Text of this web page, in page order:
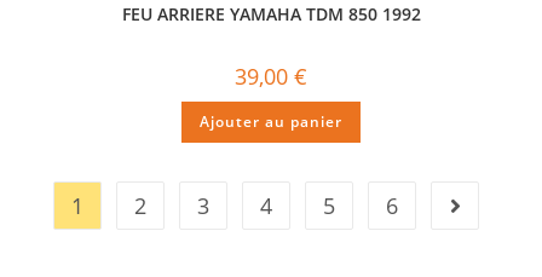
FEU ARRIERE YAMAHA TDM 850 1992
39,00 €
Ajouter au panier
1 2 3 4 5 6